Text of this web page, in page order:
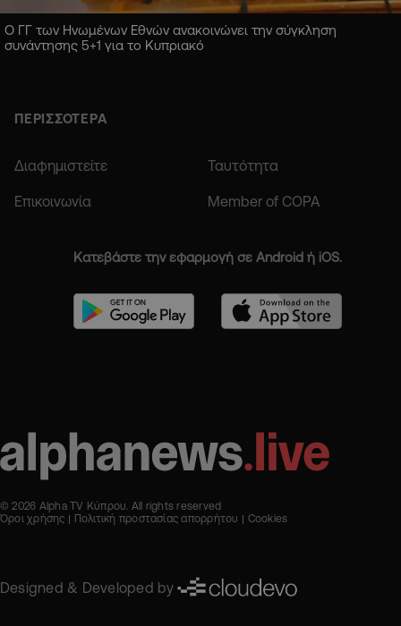
Ο ΓΓ των Ηνωμένων Εθνών ανακοινώνει την σύγκληση
συνάντησης 5+1 για το Κυπριακό
ΠΕΡΙΣΣΟΤΕΡΑ
Διαφημιστείτε Ταυτότητα
Επικοινωνία Member of COPA
Κατεβάστε την εφαρμογή σε Android ή iOS.
© 2026 Alpha TV Κύπρου. All rights reserved
Όροι χρήσης
Πολιτική προστασίας απορρήτου Cookies
Designed & Developed by